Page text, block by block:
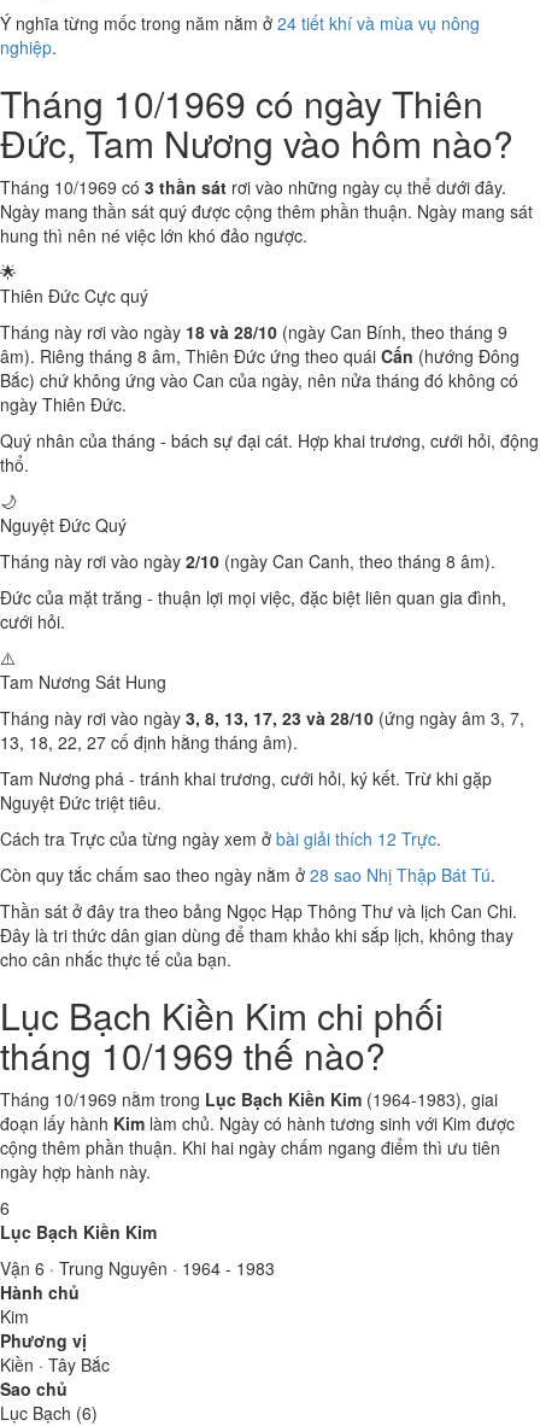
Ý nghĩa từng mốc trong năm nằm ở 24 tiết khí và mùa vụ nông
nghiệp.
Tháng 10/1969 có ngày Thiên
Đức, Tam Nương vào hôm nào?
Tháng 10/1969 có 3 thần sát rơi vào những ngày cụ thể dưới đây.
Ngày mang thần sát quý được cộng thêm phần thuận. Ngày mang sát
hung thì nên né việc lớn khó đảo ngược.
🌟
Thiên Đức Cực quý
Tháng này rơi vào ngày 18 và 28/10 (ngày Can Bính, theo tháng 9
âm). Riêng tháng 8 âm, Thiên Đức ứng theo quái Cấn (hướng Đông
Bắc) chứ không ứng vào Can của ngày, nên nửa tháng đó không có
ngày Thiên Đức.
Quý nhân của tháng - bách sự đại cát. Hợp khai trương, cưới hỏi, động
thổ.
🌙
Nguyệt Đức Quý
Tháng này rơi vào ngày 2/10 (ngày Can Canh, theo tháng 8 âm).
Đức của mặt trăng - thuận lợi mọi việc, đặc biệt liên quan gia đình,
cưới hỏi.
⚠️
Tam Nương Sát Hung
Tháng này rơi vào ngày 3, 8, 13, 17, 23 và 28/10 (ứng ngày âm 3, 7,
13, 18, 22, 27 cố định hằng tháng âm).
Tam Nương phá - tránh khai trương, cưới hỏi, ký kết. Trừ khi gặp
Nguyệt Đức triệt tiêu.
Cách tra Trực của từng ngày xem ở bài giải thích 12 Trực.
Còn quy tắc chấm sao theo ngày nằm ở 28 sao Nhị Thập Bát Tú.
Thần sát ở đây tra theo bảng Ngọc Hạp Thông Thư và lịch Can Chi.
Đây là tri thức dân gian dùng để tham khảo khi sắp lịch, không thay
cho cân nhắc thực tế của bạn.
Lục Bạch Kiền Kim chi phối
tháng 10/1969 thế nào?
Tháng 10/1969 nằm trong Lục Bạch Kiền Kim (1964-1983), giai
đoạn lấy hành Kim làm chủ. Ngày có hành tương sinh với Kim được
cộng thêm phần thuận. Khi hai ngày chấm ngang điểm thì ưu tiên
ngày hợp hành này.
6
Lục Bạch Kiền Kim
Vận 6 · Trung Nguyên · 1964 - 1983
Hành chủ
Kim
Phương vị
Kiền · Tây Bắc
Sao chủ
Lục Bạch (6)